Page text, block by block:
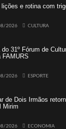
e rotina com
2026 CULTURA
31º Fórum de
FAMURS
2026 ESPORTE
de Dois Irmãos
Mirim
2026 ECONOMIA